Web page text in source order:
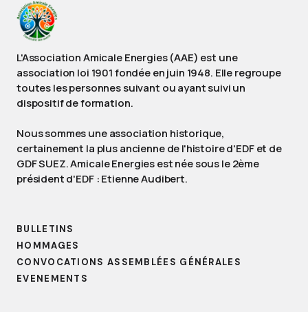
L'Association Amicale Energies (AAE) est une
association loi 1901 fondée en juin 1948. Elle regroupe
toutes les personnes suivant ou ayant suivi un
dispositif de formation.
Nous sommes une association historique,
certainement la plus ancienne de l'histoire d'EDF et de
GDF SUEZ. Amicale Energies est née sous le 2ème
président d'EDF : Etienne Audibert.
BULLETINS
HOMMAGES
CONVOCATIONS ASSEMBLÉES GÉNÉRALES
EVENEMENTS